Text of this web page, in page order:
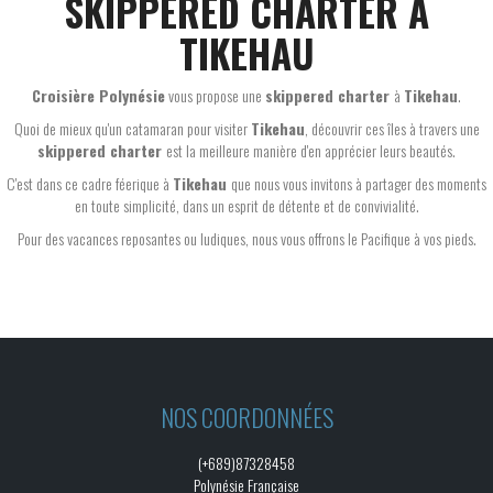
TIKEHAU
Croisière Polynésievous propose une skippered charter à Tikehau.
Quoi de mieux qu'un catamaran pour visiterTikehau , découvrir ces îles à travers une
skippered charter est la meilleure manière d'en apprécier leurs beautés.
C'est dans ce cadre féerique à Tikehau que nous vous invitons à partager des moments
en toute simplicité, dans un esprit de détente et de convivialité.
Pour des vacances reposantes ou ludiques, nous vous offrons le Pacifique à vos pieds.
NOS COORDONNÉES
(+689)87328458
Polynésie Française